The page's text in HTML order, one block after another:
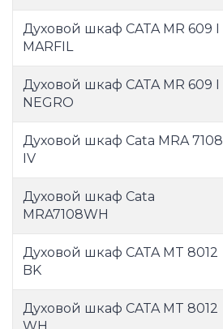
Духовой шкаф CATA MR 609 I
MARFIL
Духовой шкаф CATA MR 609 I
NEGRO
Духовой шкаф Cata MRA 7108
IV
Духовой шкаф Cata
MRA7108WH
Духовой шкаф CATA MT 8012
BK
Духовой шкаф CATA MT 8012